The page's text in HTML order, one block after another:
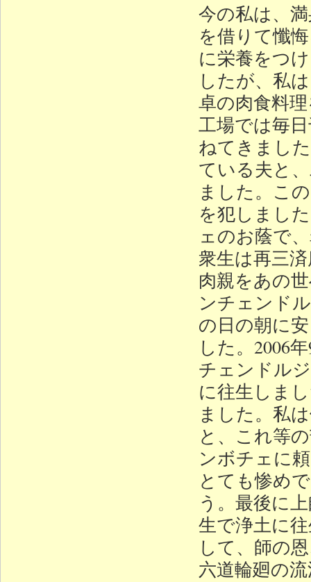
今の私は、
を借りて懺
に栄養をつ
したが、私
卓の肉食料
工場では毎
ねてきまし
ている夫と
ました。こ
を犯しまし
ェのお蔭で
衆生は再三
肉親をあの
ンチェンド
の日の朝に
した。2006
チェンドル
に往生しま
ました。私
と、これ等
ンボチェに
とても惨め
う。最後に
生で浄土に
して、師の
六道輪廻の